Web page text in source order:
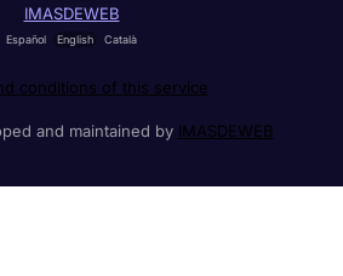
IMASDEWEB
Español English Català
conditions of this service
and maintained by IMASDEWEB